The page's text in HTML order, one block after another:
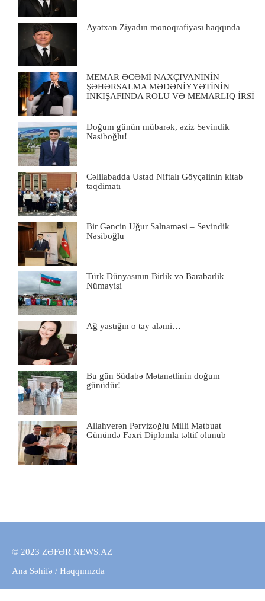
Ayətxan Ziyadın monoqrafiyası haqqında
MEMAR ƏCƏMİ NAXÇIVANİNİN
ŞƏHƏRSALMA MƏDƏNİYYƏTİNİN
İNKIŞAFINDA ROLU VƏ MEMARLIQ İRSİ
Doğum günün mübarək, əziz Sevindik
Nəsiboğlu!
Cəlilabadda Ustad Niftalı Göyçəlinin kitab
təqdimatı
Bir Gəncin Uğur Salnaməsi – Sevindik
Nəsiboğlu
Türk Dünyasının Birlik və Bərabərlik
Nümayişi
Ağ yastığın o tay aləmi…
Bu gün Südabə Mətanətlinin doğum
günüdür!
Allahverən Pərvizoğlu Milli Mətbuat
Günündə Fəxri Diplomla təltif olunub
© 2023 ZƏFƏR NEWS.AZ
Ana Səhifə / Haqqımızda